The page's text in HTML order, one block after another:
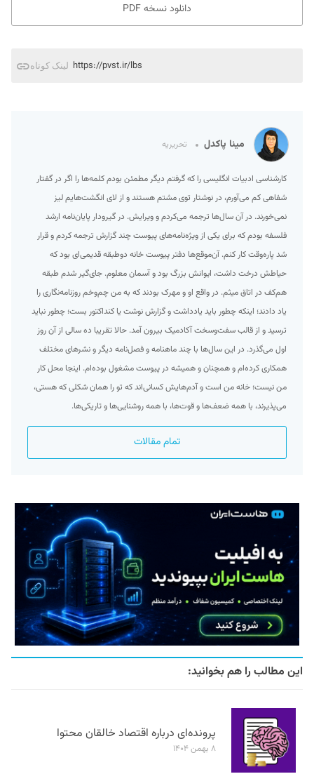
دانلود نسخه PDF
لینک کوتاه https://pvst.ir/lbs
مینا پاکدل تحریریه
کارشناسی ادبیات انگلیسی را که گرفتم دیگر مطمئن بودم کلمه‌ها را اگر در گفتار
شفاهی کم می‌آورم، در نوشتار توی مشتم هستند و از لای انگشت‌هایم لیز
نمی‌خورند. در آن سال‌ها ترجمه می‌کردم و ویرایش. در گیرودار پایان‌نامه ارشد
فلسفه بودم که برای یکی از ویژه‌نامه‌های پیوست چند گزارش ترجمه کردم و قرار
شد پاره‌وقت کار کنم. آن‌موقع‌ها دفتر پیوست خانه دوطبقه قدیمی‌ای بود که
حیاطش درخت داشت، ایوانش بزرگ بود و آسمان معلوم. جای‌گیر شدم طبقه
هم‌کف در اتاق میثم. در واقع او و مهرک بودند که به من چم‌وخم روزنامه‌نگاری را
یاد دادند؛ اینکه چطور باید یادداشت و گزارش نوشت یا کنداکتور بست؛ چطور نباید
ترسید و از قالب سفت‌وسخت آکادمیک بیرون آمد. حالا تقریبا ده سالی از آن روز
اول می‌گذرد. در این سال‌ها با چند ماهنامه و فصل‌نامه دیگر و نشرهای مختلف
همکاری کرده‌ام و همچنان و همیشه در پیوست مشغول بوده‌ام. اینجا محل کار
من نیست؛ خانه من است و آدم‌هایش کسانی‌اند که تو را همان شکلی که هستی،
می‌پذیرند، با همه ضعف‌ها و قوت‌ها، با همه روشنایی‌ها و تاریکی‌ها.
تمام مقالات
این مطالب را هم بخوانید:
پرونده‌ای درباره اقتصاد خالقان محتوا
۸ بهمن ۱۴۰۴